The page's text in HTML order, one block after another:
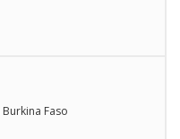
Burkina Faso